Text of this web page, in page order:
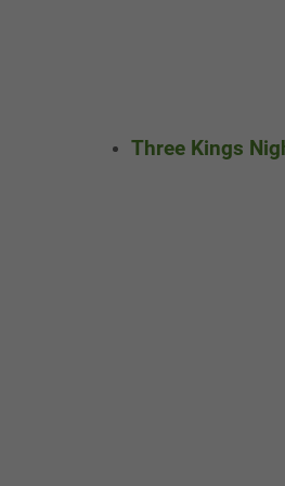
Three Kings